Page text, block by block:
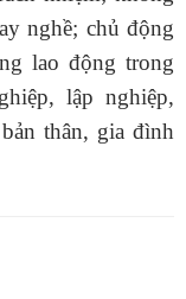
nghề; chủ động
lao động trong
lập nghiệp,
thân, gia đình